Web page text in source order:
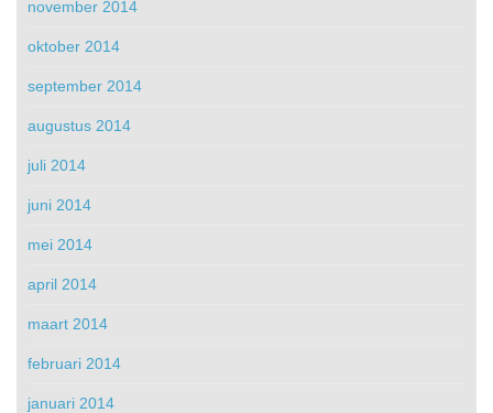
november 2014
oktober 2014
september 2014
augustus 2014
juli 2014
juni 2014
mei 2014
april 2014
maart 2014
februari 2014
januari 2014